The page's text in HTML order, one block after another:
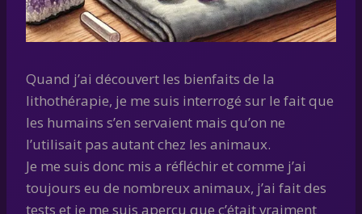
Quand j’ai découvert les bienfaits de la
lithothérapie, je me suis interrogé sur le fait que
les humains s’en servaient mais qu’on ne
l’utilisait pas autant chez les animaux.
Je me suis donc mis a réfléchir et comme j’ai
toujours eu de nombreux animaux, j’ai fait des
tests et je me suis aperçu que c’était vraiment